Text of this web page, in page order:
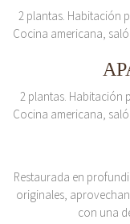
2 plantas. Habitación
Cocina americana,
2 plantas. Habitación
Cocina americana,
Restaurada en
originales,
con una